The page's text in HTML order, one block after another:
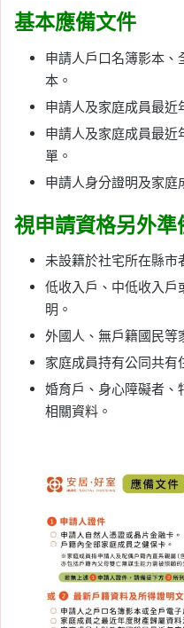
基本應備文件
申請人戶口名簿影本
本。
申請人及家庭成員最近
申請人及家庭成員最
單。
申請人身分證明及家庭
視申請資格另外準
未設籍於社宅所在縣市
低收入戶、中低收入戶
明。
外國人、無戶籍國民等
家庭成員持有公同共有
婚育戶、身心障礙者、
相關資料。